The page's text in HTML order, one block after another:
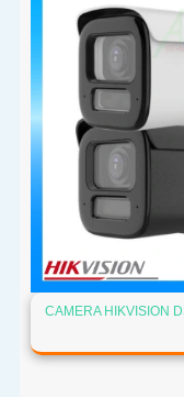
CAMERA HIKVISION